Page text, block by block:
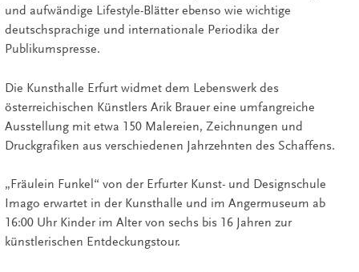
und aufwändige Lifestyle-Blätter ebenso wie wichtige
deutschsprachige und internationale Periodika der
Publikumspresse.
Die Kunsthalle Erfurt widmet dem Lebenswerk des
österreichischen Künstlers Arik Brauer eine umfangreiche
Ausstellung mit etwa 150 Malereien, Zeichnungen und
Druckgrafiken aus verschiedenen Jahrzehnten des Schaffens.
„Fräulein Funkel“ von der Erfurter Kunst- und Designschule
Imago erwartet in der Kunsthalle und im Angermuseum ab
16:00 Uhr Kinder im Alter von sechs bis 16 Jahren zur
künstlerischen Entdeckungstour.